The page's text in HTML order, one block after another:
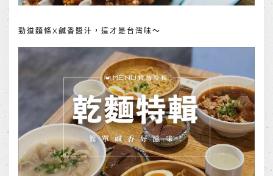
勁道麵條X鹹香醬汁，這才是台灣味～